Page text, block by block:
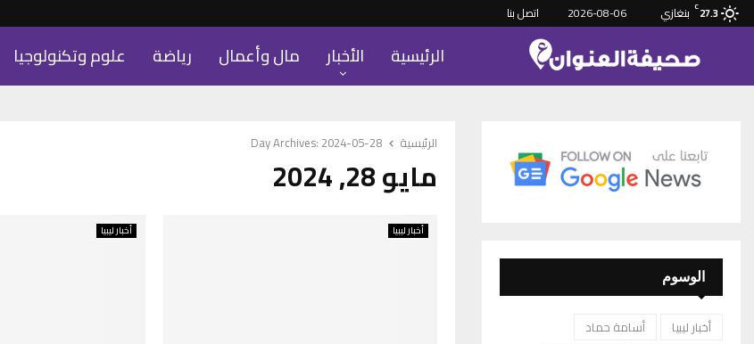
27.3
C بنغازي 2026-08-06 اتصل بنا
الرئيسية الأخبار مال وأعمال رياضة علوم وتكنولوجيا
الرئيسية Day Archives: 2024-05-28
مايو 28, 2024
أخبار ليبيا أخبار ليبيا
الوسوم
أخبار ليبيا
أسامة حماد